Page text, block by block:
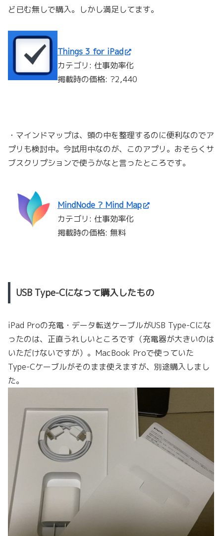
ど已む無しで購入。しかし満足してます。
Things 3 for iPad
カテゴリ: 仕事効率化
掲載時の価格: ?2,440
・マインドマップは、頭の中を整理するのに便利なのでア
プリも検討中。今試用中なのが、このアプリ。おそらくサ
ブスクリプションで使うかなと言ったところです。
MindNode ? Mind Map
カテゴリ: 仕事効率化
掲載時の価格: 無料
USB Type-Cになって購入したもの
iPad Proの充電・データ転送ケーブルがUSB Type-Cにな
ったのは、正直うれしいところです（充電器が大きいのは
いただけないですが）。MacBook Proで使っていた
Type-Cケーブルがそのまま使えますが、別途購入しまし
た。